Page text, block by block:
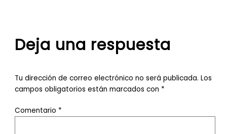
Deja una respuesta
Tu dirección de correo electrónico no será publicada. Los
campos obligatorios están marcados con *
Comentario *